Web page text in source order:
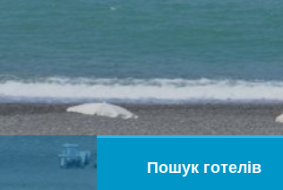
Пошук готелів